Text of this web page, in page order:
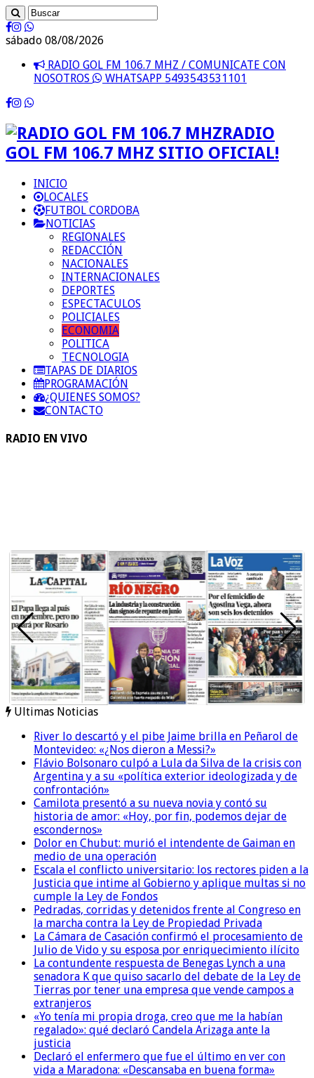
sábado 08/08/2026
RADIO GOL FM 106.7 MHZ / COMUNICATE CON
NOSOTROS
WHATSAPP 5493543531101
RADIO
GOL FM 106.7 MHZ SITIO OFICIAL!
INICIO
LOCALES
FUTBOL CORDOBA
NOTICIAS
REGIONALES
REDACCIÓN
NACIONALES
INTERNACIONALES
DEPORTES
ESPECTACULOS
POLICIALES
ECONOMIA
POLITICA
TECNOLOGIA
TAPAS DE DIARIOS
PROGRAMACIÓN
¿QUIENES SOMOS?
CONTACTO
RADIO EN VIVO
Ultimas Noticias
River lo descartó y el pibe Jaime brilla en Peñarol de
Montevideo: «¿Nos dieron a Messi?»
Flávio Bolsonaro culpó a Lula da Silva de la crisis con
Argentina y a su «política exterior ideologizada y de
confrontación»
Camilota presentó a su nueva novia y contó su
historia de amor: «Hoy, por fin, podemos dejar de
escondernos»
Dolor en Chubut: murió el intendente de Gaiman en
medio de una operación
Escala el conflicto universitario: los rectores piden a la
Justicia que intime al Gobierno y aplique multas si no
cumple la Ley de Fondos
Pedradas, corridas y detenidos frente al Congreso en
la marcha contra la Ley de Propiedad Privada
La Cámara de Casación confirmó el procesamiento de
Julio de Vido y su esposa por enriquecimiento ilícito
La contundente respuesta de Benegas Lynch a una
senadora K que quiso sacarlo del debate de la Ley de
Tierras por tener una empresa que vende campos a
extranjeros
«Yo tenía mi propia droga, creo que me la habían
regalado»: qué declaró Candela Arizaga ante la
justicia
Declaró el enfermero que fue el último en ver con
vida a Maradona: «Descansaba en buena forma»